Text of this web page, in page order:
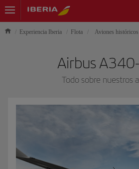
Experiencia Iberia Flota Aviones históricos
Airbus
Todo sobre nuestros